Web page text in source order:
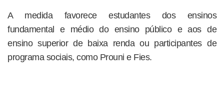
A medida favorece estudantes dos ensinos
fundamental e médio do ensino público e aos de
ensino superior de baixa renda ou participantes de
programa sociais, como Prouni e Fies.